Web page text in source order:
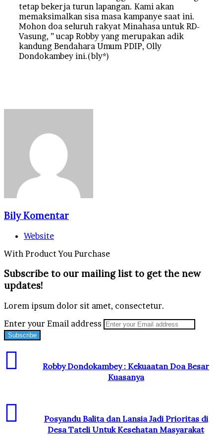
tetap bekerja turun lapangan. Kami akan
memaksimalkan sisa masa kampanye saat ini.
Mohon doa seluruh rakyat Minahasa untuk RD-
Vasung, ” ucap Robby yang merupakan adik
kandung Bendahara Umum PDIP, Olly
Dondokambey ini.(bly*)
Bily Komentar
Website
With Product You Purchase
Subscribe to our mailing list to get the new
updates!
Lorem ipsum dolor sit amet, consectetur.
Enter your Email address
Robby Dondokambey : Kekuaatan Doa Besar
Kuasanya
Posyandu Balita dan Lansia Jadi Prioritas di
Desa Tateli Untuk Kesehatan Masyarakat